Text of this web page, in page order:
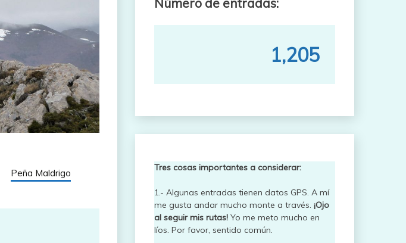
Peña Maldrigo
1,205
Tres cosas importantes a considerar:
1.- Algunas entradas tienen datos GPS. A mí
me gusta andar mucho monte a través. ¡Ojo
al seguir mis rutas!Yo me meto mucho en
líos. Por favor, sentido común.